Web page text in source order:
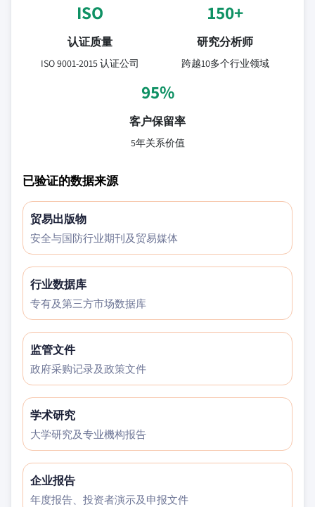
ISO
认证质量
ISO 9001-2015 认证公司
150+
研究分析师
跨越10多个行业领域
95%
客户保留率
5年关系价值
已验证的数据来源
贸易出版物
安全与国防行业期刊及贸易媒体
行业数据库
专有及第三方市场数据库
监管文件
政府采购记录及政策文件
学术研究
大学研究及专业機构报告
企业报告
年度报告、投资者演示及申报文件